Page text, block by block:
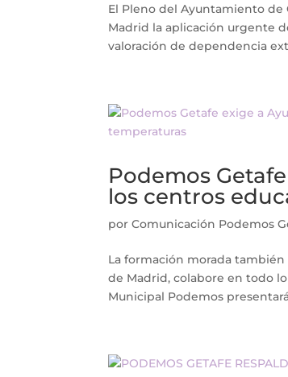
El Pleno del Ayuntamiento de
Madrid la aplicación urgente
valoración de dependencia
Podemos
los centros
porComunicación Podemos
La formación morada
de Madrid, colabore en todo lo
Municipal Podemos